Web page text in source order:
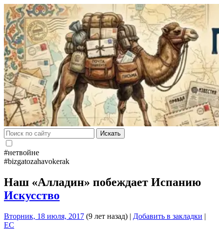
Искать
#нетвойне
#bizgatozahavokerak
Наш «Алладин» побеждает Испанию
Искусство
Вторник, 18 июля, 2017 (9 лет назад) | Добавить в закладки |
EC